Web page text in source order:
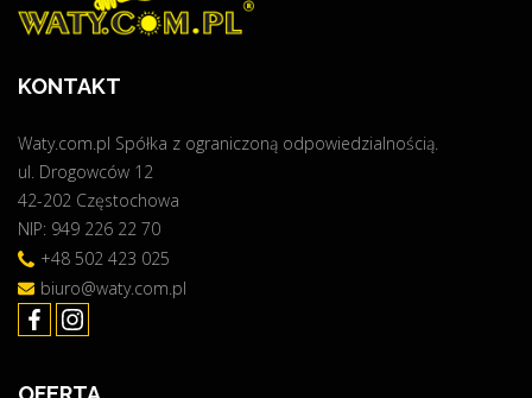
KONTAKT
Waty.com.pl Spółka z ograniczoną odpowiedzialnością.
ul. Drogowców 12
42-202 Częstochowa
NIP: 949 226 22 70
+48 502 423 025
biuro@waty.com.pl